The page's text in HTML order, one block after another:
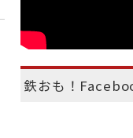
鉄おも！